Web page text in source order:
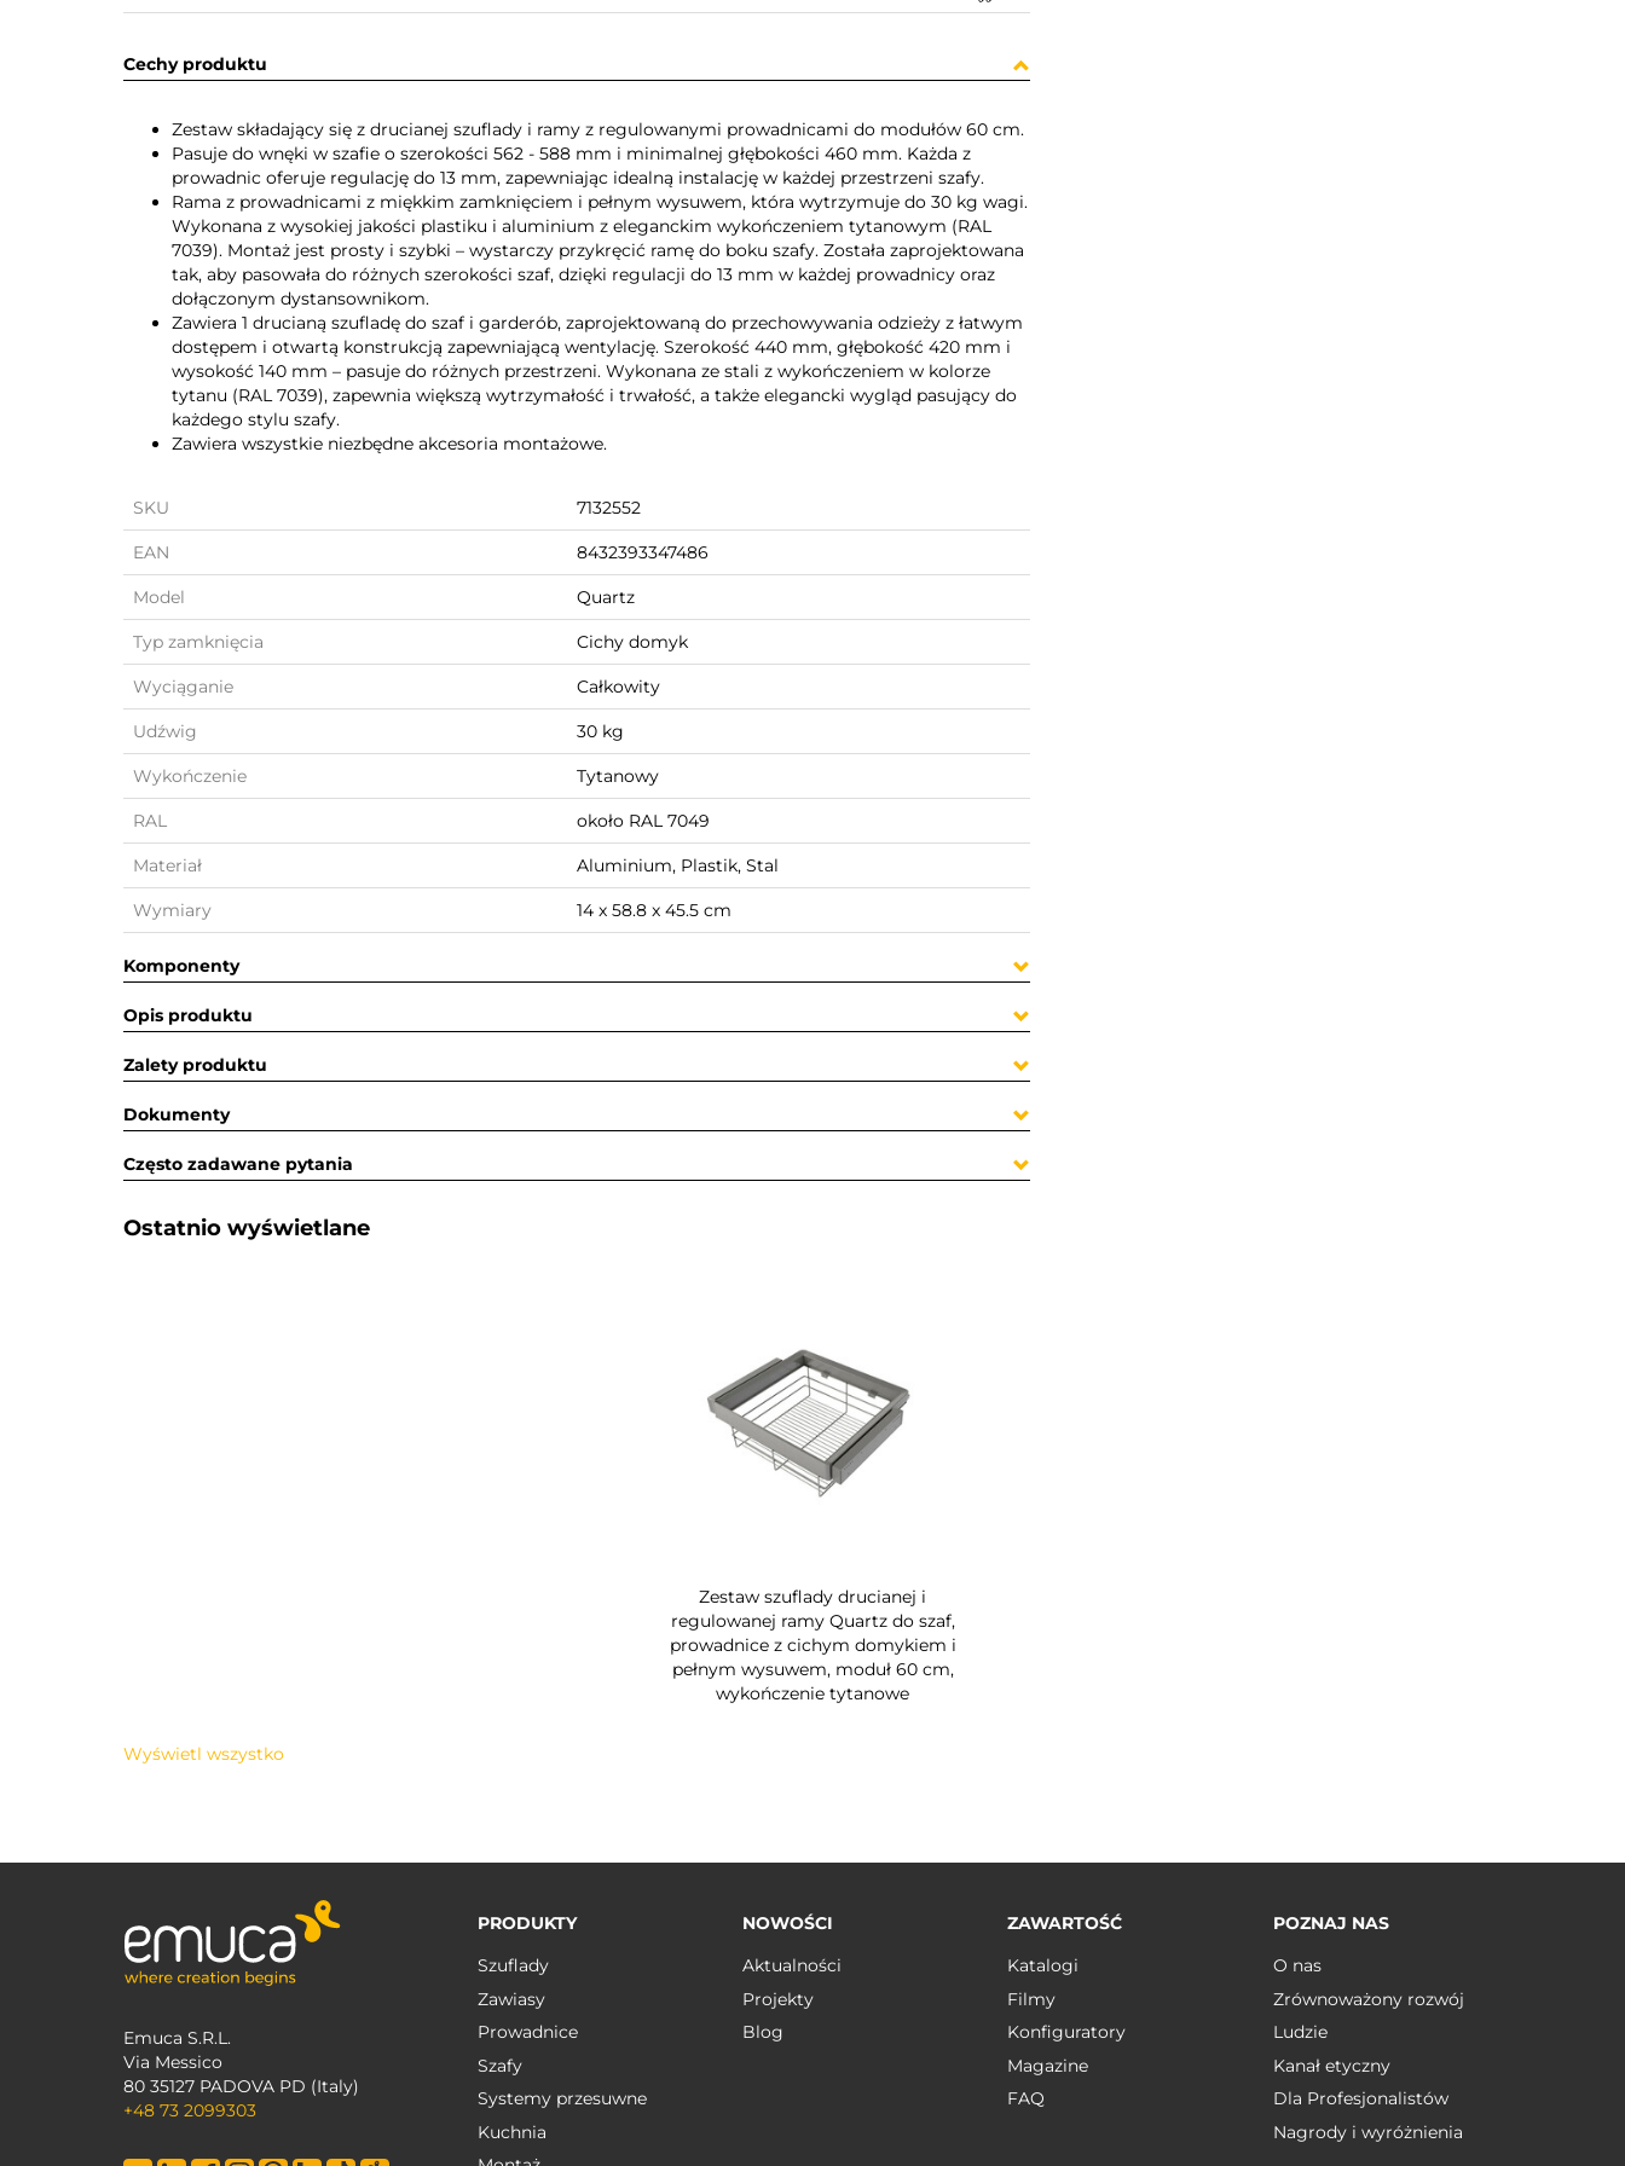
Cechy produktu
Zestaw składający się z drucianej szuflady i ramy z regulowanymi prowadnicami do modułów 60 cm.
Pasuje do wnęki w szafie o szerokości 562 - 588 mm i minimalnej głębokości 460 mm. Każda z
prowadnic oferuje regulację do 13 mm, zapewniając idealną instalację w każdej przestrzeni szafy.
Rama z prowadnicami z miękkim zamknięciem i pełnym wysuwem, która wytrzymuje do 30 kg wagi.
Wykonana z wysokiej jakości plastiku i aluminium z eleganckim wykończeniem tytanowym (RAL
7039). Montaż jest prosty i szybki – wystarczy przykręcić ramę do boku szafy. Została zaprojektowana
tak, aby pasowała do różnych szerokości szaf, dzięki regulacji do 13 mm w każdej prowadnicy oraz
dołączonym dystansownikom.
Zawiera 1 drucianą szufladę do szaf i garderób, zaprojektowaną do przechowywania odzieży z łatwym
dostępem i otwartą konstrukcją zapewniającą wentylację. Szerokość 440 mm, głębokość 420 mm i
wysokość 140 mm – pasuje do różnych przestrzeni. Wykonana ze stali z wykończeniem w kolorze
tytanu (RAL 7039), zapewnia większą wytrzymałość i trwałość, a także elegancki wygląd pasujący do
każdego stylu szafy.
Zawiera wszystkie niezbędne akcesoria montażowe.
SKU 7132552
EAN 8432393347486
Model Quartz
Typ zamknięcia Cichy domyk
Wyciąganie Całkowity
Udźwig 30 kg
Wykończenie Tytanowy
RAL około RAL 7049
Materiał Aluminium, Plastik, Stal
Wymiary 14 x 58.8 x 45.5 cm
Komponenty
Opis produktu
Zalety produktu
Dokumenty
Często zadawane pytania
Ostatnio wyświetlane​
Zestaw szuflady drucianej i
regulowanej ramy Quartz do szaf,
prowadnice z cichym domykiem i
pełnym wysuwem, moduł 60 cm,
wykończenie tytanowe
Wyświetl wszystko
Emuca S.R.L.
Via Messico
80 35127 PADOVA PD (Italy)
+48 73 2099303
PRODUKTY
Szuflady
Zawiasy
Prowadnice
Szafy
Systemy przesuwne
Kuchnia
NOWOŚCI
Aktualności
Projekty
Blog
ZAWARTOŚĆ
Katalogi
Filmy
Konfiguratory
Magazine
FAQ
POZNAJ NAS
O nas
Zrównoważony rozwój
Ludzie
Kanał etyczny
Dla Profesjonalistów
Nagrody i wyróżnienia